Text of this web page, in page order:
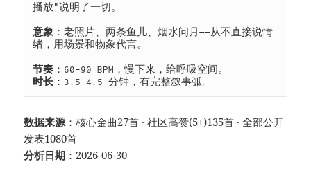
播放"说明了一切。
意象 ：老照片、两条鱼儿、烟水问月——从不直接说情
绪，用场景和物象代言。
节奏
时长 ：3.5–4.5 分钟，有完整叙事弧。
数据来源：核心金曲27首 · 社区高赞(5+)135首 · 全部公开
发表1080首
分析日期 ：2026-06-30